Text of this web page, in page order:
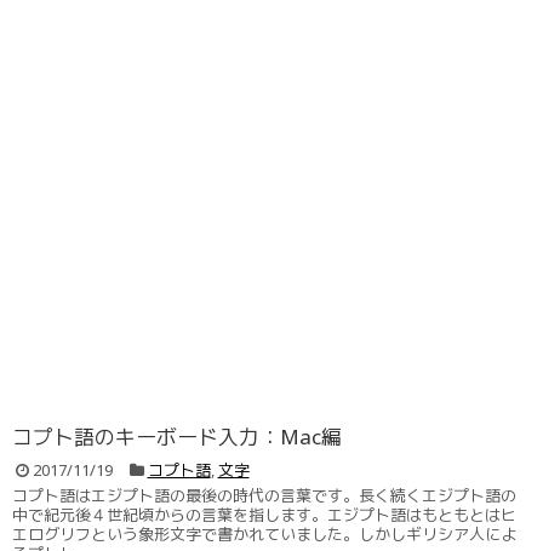
コプト語のキーボード入力：Mac編
2017/11/19 コプト語,文字
コプト語はエジプト語の最後の時代の言葉です。長く続くエジプト語の
中で紀元後４世紀頃からの言葉を指します。エジプト語はもともとはヒ
エログリフという象形文字で書かれていました。しかしギリシア人によ